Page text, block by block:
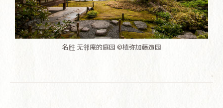
名胜 无邻庵的庭园 ©植弥加藤造园